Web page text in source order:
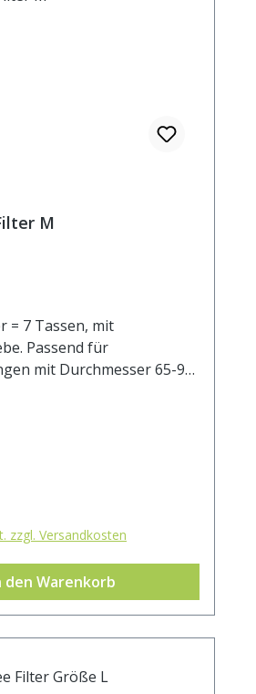
M
= 7 Tassen, mit
Passend für
mit Durchmesser 65-95
zzgl. Versandkosten
den Warenkorb